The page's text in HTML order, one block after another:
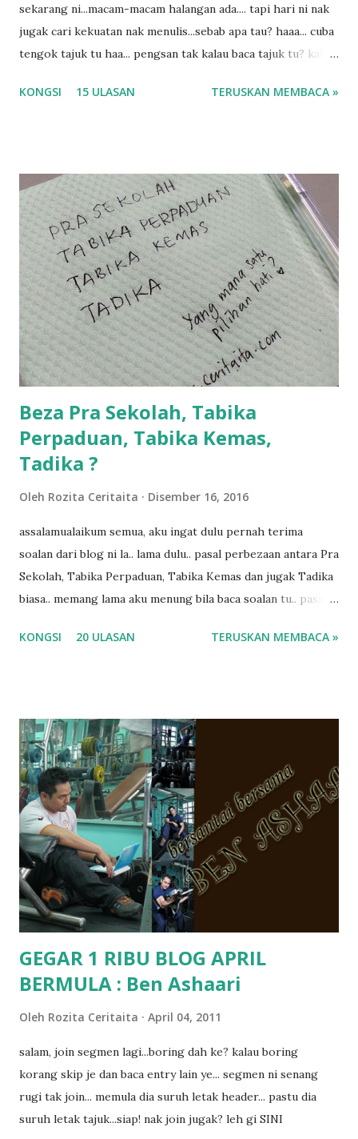
sekarang ni...macam-macam halangan ada.... tapi hari ni nak
jugak cari kekuatan nak menulis...sebab apa tau? haaa... cuba
tengok tajuk tu haa... pengsan tak kalau baca tajuk tu? kalau
tau? yang sebut tu anak aku....diulangi ANAK AKU ....adoiiii
balik keja aku ajak la shah singgah Giant beli barang
sikit...dalam perjalanan dari dalam kereta tu biasalah kan
kami memang akan pimpin anak-anak jalan sampai masuk
dalam... dan kebiasanya bagi anak 4 macam kami ni bahagi-
bahagi lah siapa nak pimpin siapa... dan biasanya aku akan
dukung adik hadi sambil pimpin kakak husna... yang abg
ngah dengan abg long terserah pada shah la pulak.. tapi
kalau ikut anak-anak semua nak ummi pimpin... ajer rebeh
ba...
KONGSI 15 ULASAN TERUSKAN MEMBACA »
Beza Pra Sekolah, Tabika
Perpaduan, Tabika Kemas,
Tadika ?
Oleh Rozita Ceritaita Disember 16, 2016
assalamualaikum semua, aku ingat dulu pernah terima
soalan dari blog ni la.. lama dulu.. pasal perbezaan antara Pra
Sekolah, Tabika Perpaduan, Tabika Kemas dan jugak Tadika
biasa.. memang lama aku menung bila baca soalan tu.. pasal
ko.. masa tu aku baru je ada anak sorang dan aku hentam je
tanya sapa-sapa pun masa tu.. bila fikir-fikirkan balik terasa
jugak masa alahai teruknya kami sebagai ibubapa.. dan kami
terasa jugak semakin teruk bila abg long dah masuk 2 tahun
kat salah satu tadika swasta ni.. tapi nampaknya kenal huruf
pun tak tau.. pengsan aku bila ingat balik.. aku mula fikir
mungkin sebab abg long sendiri jenis budak yang ada
masalah dyslexia.. tapi minor la.. nanti la aku cerita pasal
dyslexia tu.. lepas tu kami buat keputusan pu...
KONGSI 20 ULASAN TERUSKAN MEMBACA »
GEGAR 1 RIBU BLOG APRIL
BERMULA : Ben Ashaari
Oleh Rozita Ceritaita April 04, 2011
salam, join segmen lagi...boring dah ke? kalau boring
korang skip je dan baca entry lain ye... segmen ni senang
rugi tak join... memula dia suruh letak header... pastu dia
suruh letak tajuk...siap! nak join jugak? leh gi SINI